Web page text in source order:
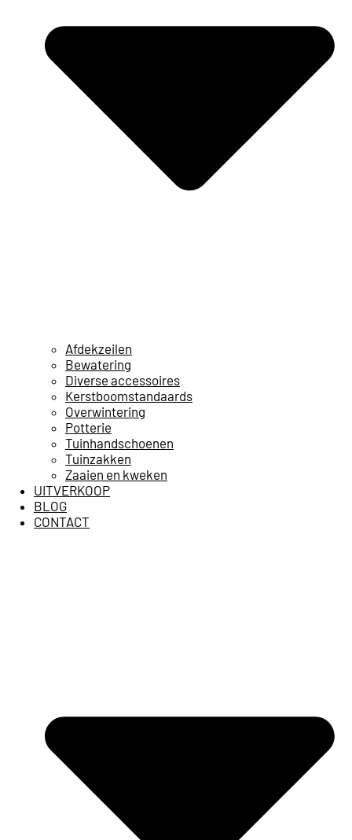
Afdekzeilen
Bewatering
Diverse accessoires
Kerstboomstandaards
Overwintering
Potterie
Tuinhandschoenen
Tuinzakken
Zaaien en kweken
UITVERKOOP
BLOG
CONTACT